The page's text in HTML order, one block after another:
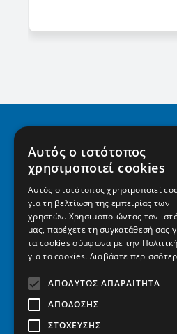
Αυτός ο ιστότοπος
χρησιμοποιεί cookies
Αυτός ο ιστότοπος χρησιμοποιεί
για τη βελτίωση της εμπειρίας των
χρηστών. Χρησιμοποιώντας τον
μας, παρέχετε τη συγκατάθεσή σας
τα cookies σύμφωνα με την
για τα cookies. Διαβάστε
ΑΠΟΛΎΤΩΣ ΑΠΑΡΑΊΤΗΤΑ
ΑΠΌΔΟΣΗΣ
ΣΤΌΧΕΥΣΗΣ